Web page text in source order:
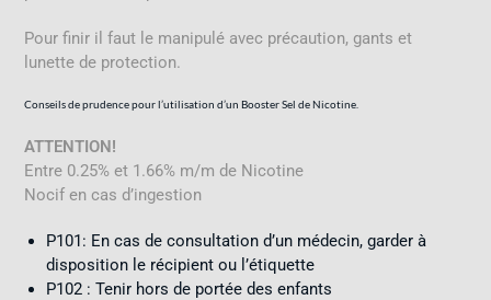
Pour finir il faut le manipulé avec précaution, gants et
lunette de protection.
Conseils de prudence pour l’utilisation d’un Booster Sel de Nicotine.
ATTENTION!
Entre 0.25% et 1.66% m/m de Nicotine
Nocif en cas d’ingestion
P101: En cas de consultation d’un médecin, garder à
disposition le récipient ou l’étiquette
P102 : Tenir hors de portée des enfants